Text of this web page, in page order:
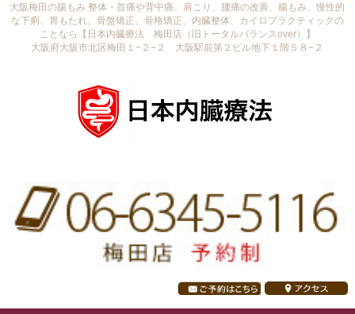
大阪梅田の腸もみ 整体・首痛や背中痛、肩こり、腰痛の改善、腸もみ、慢性的
な下痢、胃もたれ、骨盤矯正、骨格矯正、内臓整体、カイロプラクティックの
ことなら【日本内臓療法 梅田店（旧トータルバランスover）】
大阪府大阪市北区梅田１−２−２ 大阪駅前第２ビル地下１階５８−２